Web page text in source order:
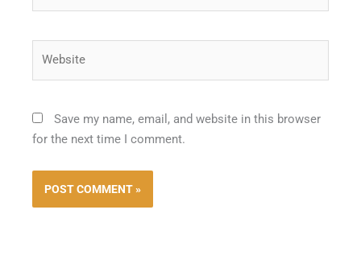
Save my name, email, and website in this browser
for the next time I comment.